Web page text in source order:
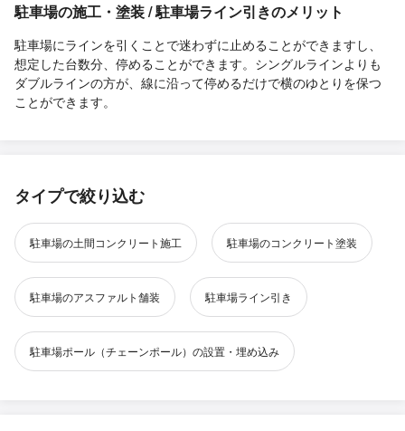
駐車場の施工・塗装 / 駐車場ライン引きのメリット
駐車場にラインを引くことで迷わずに止めることができますし、
想定した台数分、停めることができます。シングルラインよりも
ダブルラインの方が、線に沿って停めるだけで横のゆとりを保つ
ことができます。
タイプで絞り込む
駐車場の土間コンクリート施工 駐車場のコンクリート塗装
駐車場のアスファルト舗装 駐車場ライン引き
駐車場ポール（チェーンポール）の設置・埋め込み